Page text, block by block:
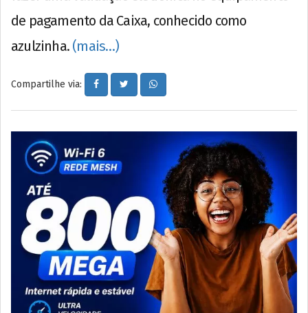
de pagamento da Caixa, conhecido como
azulzinha. (mais…)
Compartilhe via: